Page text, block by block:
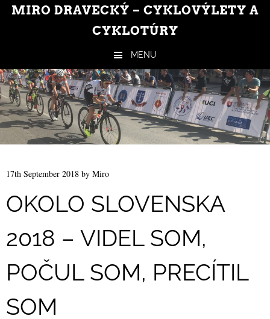
MIRO DRAVECKÝ – CYKLOVÝLETY A
CYKLOTÚRY
MENU
Skip to content
17th September 2018 by Miro
OKOLO SLOVENSKA
2018 – VIDEL SOM,
POČUL SOM, PRECÍTIL
SOM